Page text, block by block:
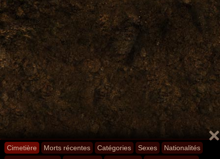
Cimetière Morts récentes Catégories Sexes
Nationalités